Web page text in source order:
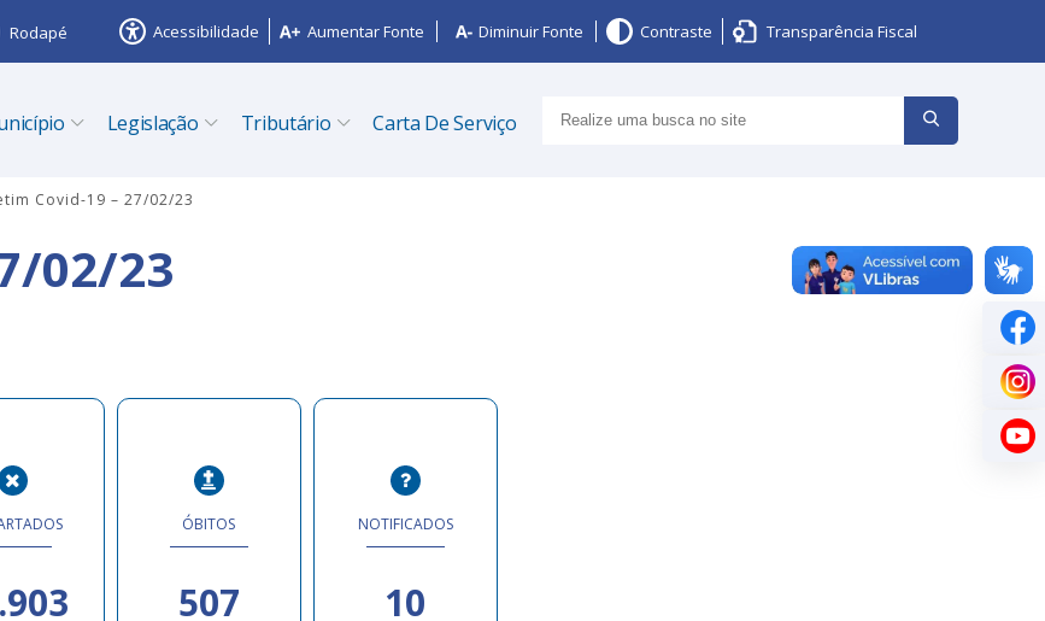
Rodapé Acessibilidade Aumentar Fonte Diminuir Fonte Contraste Transparência Fiscal
Legislação Tributário Carta De Serviço
Covid-19 – 27/02/23
02/23
ÓBITOS
507
NOTIFICADOS
10